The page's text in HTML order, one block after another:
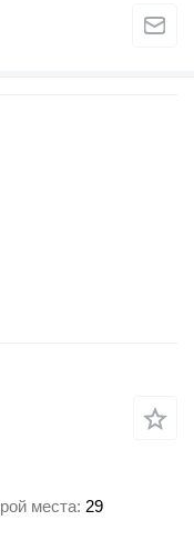
места 29